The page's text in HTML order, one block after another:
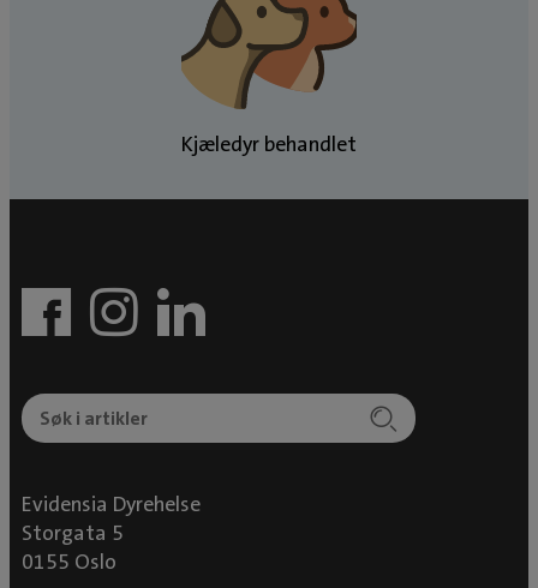
Kjæledyr behandlet
Evidensia Dyrehelse
Storgata 5
0155 Oslo